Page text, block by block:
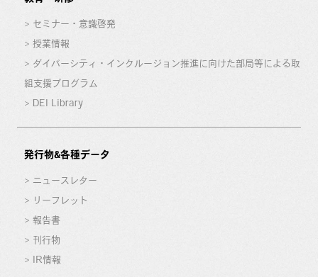
セミナー・意識啓発
授業情報
ダイバーシティ・インクルージョン推進に向けた部局等による取
組支援プログラム
DEI Library
発行物&各種データ
ニュースレター
リーフレット
報告書
刊行物
IR情報